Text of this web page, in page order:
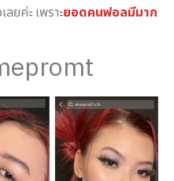
ยค่ะ เพราะยอดคนฟอลมีมาก